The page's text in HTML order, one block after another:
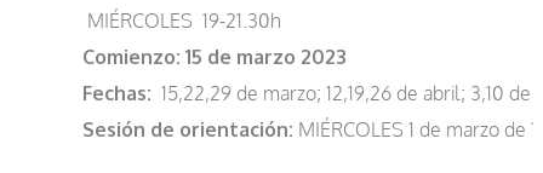
MIÉRCOLES 19-21.30h
Comienzo: 15 de marzo 2023
Fechas: 15,22,29 de marzo; 12,19,26 de abril; 3,10
Sesión de orientación: MIÉRCOLES 1 de marzo de